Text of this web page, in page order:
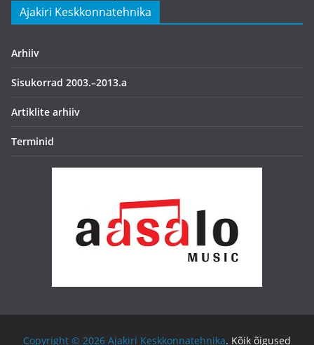
Ajakiri Keskkonnatehnika
Arhiiv
Sisukorrad 2003.–2013.a
Artiklite arhiiv
Terminid
Copyright © 2026 Ajakiri Keskkonnatehnika. Kõik õigused